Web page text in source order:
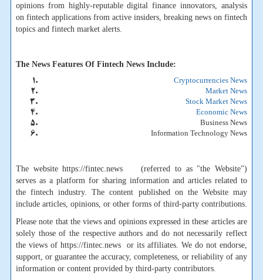
opinions from highly-reputable digital finance innovators, analysis
on fintech applications from active insiders, breaking news on fintech
topics and fintech market alerts.
The News Features Of Fintech News Include:
Cryptocurrencies News
Market News
Stock Market News
Economic News
Business News
Information Technology News
The website https://fintec.news (referred to as "the Website")
serves as a platform for sharing information and articles related to
the fintech industry. The content published on the Website may
include articles, opinions, or other forms of third-party contributions.
Please note that the views and opinions expressed in these articles are
solely those of the respective authors and do not necessarily reflect
the views of https://fintec.news or its affiliates. We do not endorse,
support, or guarantee the accuracy, completeness, or reliability of any
information or content provided by third-party contributors.